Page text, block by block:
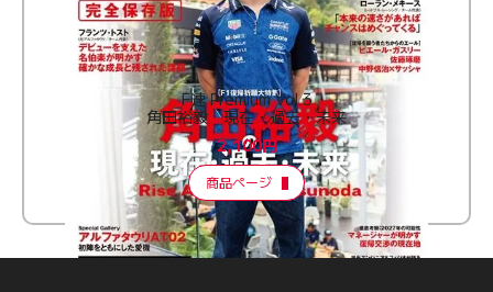
F速 Premium Vol.3
角田裕毅 現在・過去・未来
2,100円
商品ページ